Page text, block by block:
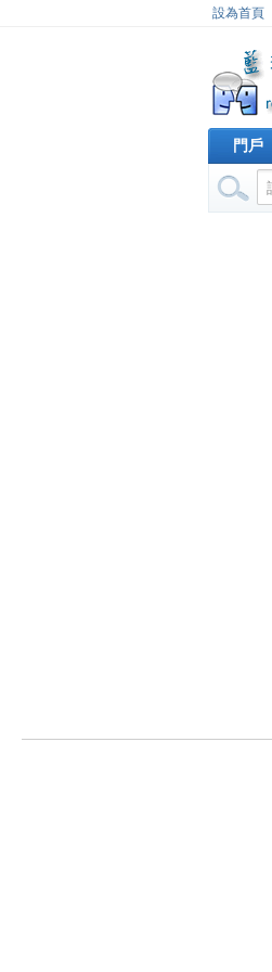
設為首頁
門戶